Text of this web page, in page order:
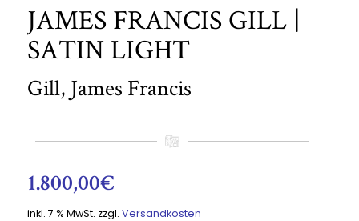
JAMES FRANCIS GILL |
SATIN LIGHT
Gill, James Francis
1.800,00€
inkl. 7 % MwSt. zzgl. Versandkosten